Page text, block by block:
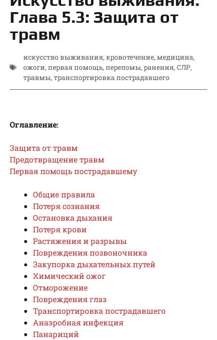
Глава 5.3: Защита от
травм
искусство выживания, кровотечение, медицина,
ожоги, первая помощь, переломы, ранения, СЛР,
травмы, транспортировка пострадавшего
Оглавление:
Защита от травм
Предотвращениетравм
Перваяпомощь пострадавшему
Общие правила
Потеря сознания
Остановка дыхания
Потеря крови
Растяжения и разрывы
Повреждения позвоночника
Закупорка дыхательных путей
Химический ожог
Отморожение
Повреждения глаз
Транспортировка пострадавшего
Анаэробная инфекция
Панариций